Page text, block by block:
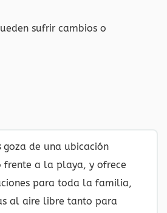
sufrir cambios o
goza de una ubicación
frente a la playa, y ofrece
para toda la familia,
al aire libre tanto para